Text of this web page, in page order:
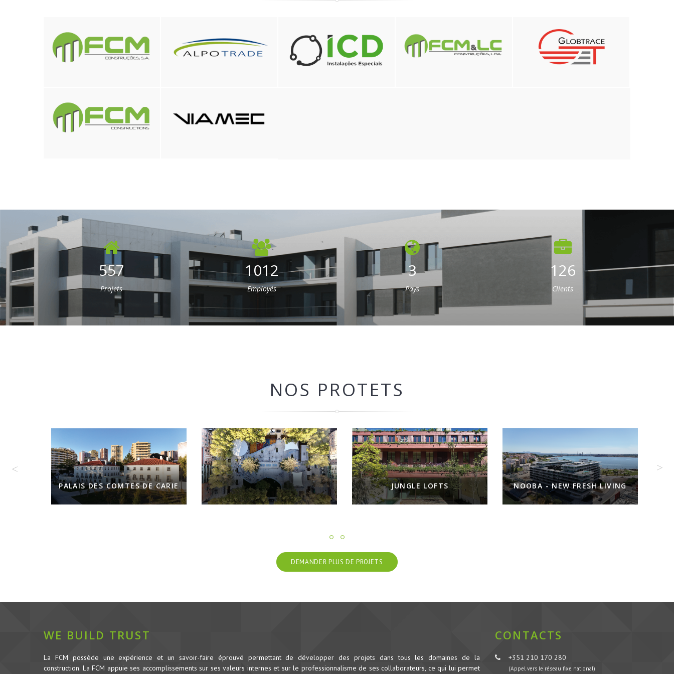
557
Projets
1012
Employés
3
Pays
126
Clients
NOS PROTETS
PALAIS DES COMTES DE CARIE JUNGLE LOFTS NOOBA - NEW FRESH LIVING
DEMANDER PLUS DE PROJETS
WE BUILD TRUST
La FCM possède une expérience et un savoir-faire éprouvé permettant de développer des projets dans tous les domaines de la
construction. La FCM appuie ses accomplissements sur ses valeurs internes et sur le professionnalisme de ses collaborateurs, ce qui lui permet
CONTACTS
+351 210 170 280
(Appel vers le réseau fixe national)